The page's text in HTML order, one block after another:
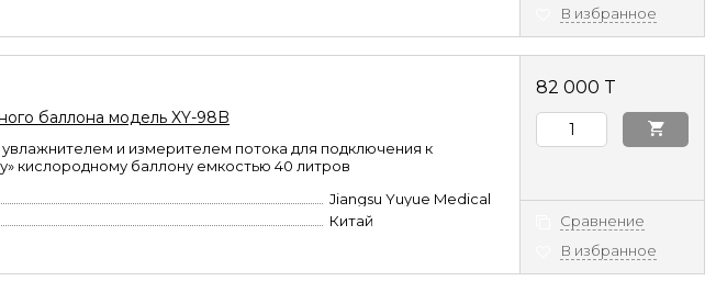
В избранное
баллона модель XY-98B
и измерителем потока для подключения к
кислородному баллону емкостью 40 литров
Jiangsu Yuyue Medical
Китай
82 000 T
Сравнение
В избранное